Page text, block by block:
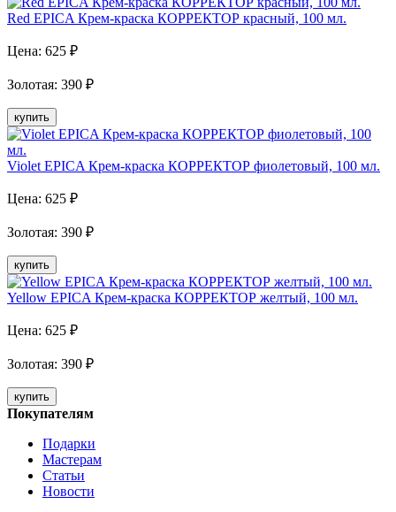
Red EPICA Крем-краска КОРРЕКТОР красный, 100 мл.
Цена: 625 ₽
Золотая: 390 ₽
купить
Violet EPICA Крем-краска КОРРЕКТОР фиолетовый, 100 мл.
Цена: 625 ₽
Золотая: 390 ₽
купить
Yellow EPICA Крем-краска КОРРЕКТОР желтый, 100 мл.
Цена: 625 ₽
Золотая: 390 ₽
купить
Покупателям
Подарки
Мастерам
Статьи
Новости